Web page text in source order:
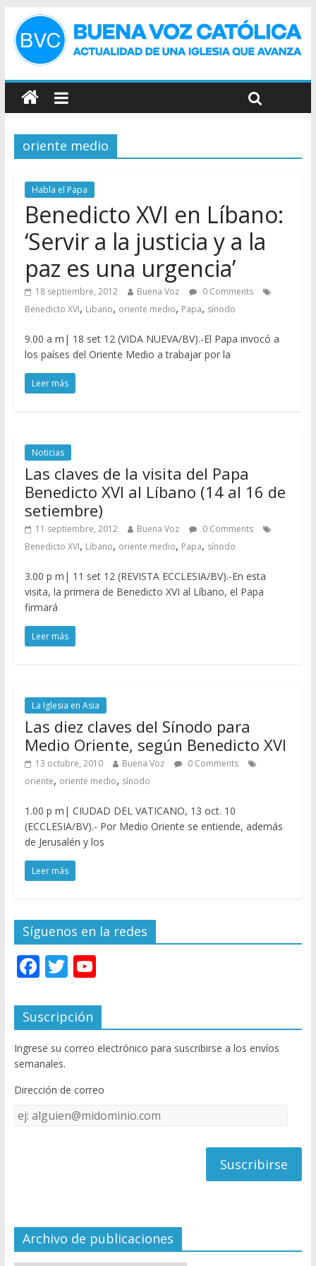
oriente medio
Habla el Papa
Benedicto XVI en Líbano:
‘Servir a la justicia y a la
paz es una urgencia’
18 septiembre, 2012 Buena Voz
0 Comments
Benedicto XVI, Libano, oriente medio, Papa, sínodo
9.00 a m| 18 set 12 (VIDA NUEVA/BV).-El Papa invocó a
los países del Oriente Medio a trabajar por la
Leer más
Noticias
Las claves de la visita del Papa
Benedicto XVI al Líbano (14 al 16 de
setiembre)
11 septiembre, 2012 Buena Voz
0 Comments
Benedicto XVI, Libano, oriente medio, Papa, sínodo
3.00 p m| 11 set 12 (REVISTA ECCLESIA/BV).-En esta
visita, la primera de Benedicto XVI al Líbano, el Papa
firmará
Leer más
La Iglesia en Asia
Las diez claves del Sínodo para
Medio Oriente, según Benedicto XVI
13 octubre, 2010 Buena Voz
0 Comments
oriente, oriente medio, sínodo
1.00 p m| CIUDAD DEL VATICANO, 13 oct. 10
(ECCLESIA/BV).- Por Medio Oriente se entiende, además
de Jerusalén y los
Leer más
Síguenos en la redes
F
e
b
o
o
k
T
itt
er
Y
u
T
u
e
C
el
Suscripción
Ingrese su correo electrónico para suscribirse a los envíos
semanales.
Dirección de correo
Dirección
de
Archivo de publicaciones